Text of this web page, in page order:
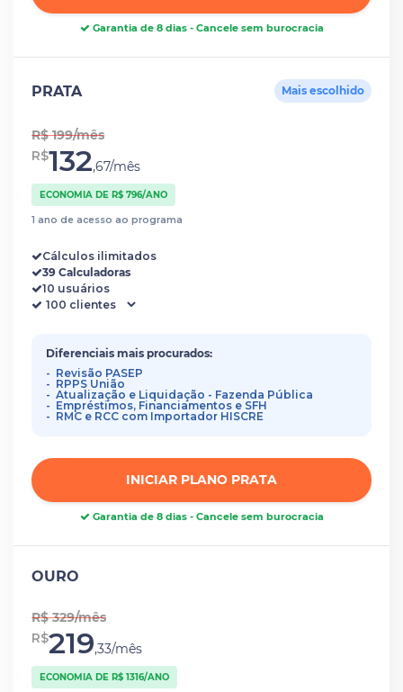
Garantia de 8 dias - Cancele sem burocracia
PRATA Mais escolhido
R$ 199/mês
R$132,67/mês
ECONOMIA DE R$ 796/ANO
1 ano de acesso ao programa
Cálculos ilimitados
39 Calculadoras
10 usuários
Diferenciais mais procurados:
Revisão PASEP
RPPS União
Atualização e Liquidação - Fazenda Pública
Empréstimos, Financiamentos e SFH
RMC e RCC com Importador HISCRE
INICIAR PLANO PRATA
Garantia de 8 dias - Cancele sem burocracia
OURO
R$ 329/mês
R$219,33/mês
ECONOMIA DE R$ 1316/ANO